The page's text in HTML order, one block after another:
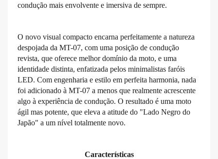
condução mais envolvente e imersiva de sempre.
O novo visual compacto encarna perfeitamente a natureza
despojada da MT-07, com uma posição de condução
revista, que oferece melhor domínio da moto, e uma
identidade distinta, enfatizada pelos minimalistas faróis
LED. Com engenharia e estilo em perfeita harmonia, nada
foi adicionado à MT-07 a menos que realmente acrescente
algo à experiência de condução. O resultado é uma moto
ágil mas potente, que eleva a atitude do "Lado Negro do
Japão" a um nível totalmente novo.
Características